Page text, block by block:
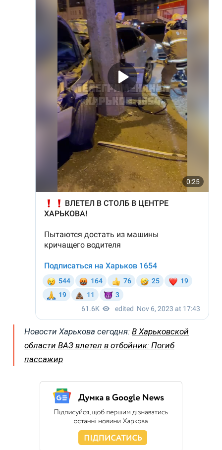
Новости Харькова сегодня: В Харьковской
области ВАЗ влетел в отбойник: Погиб
пассажир